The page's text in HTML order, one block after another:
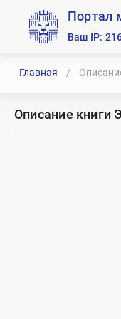
Портал
Ваш IP:
Главная /
Описание книги